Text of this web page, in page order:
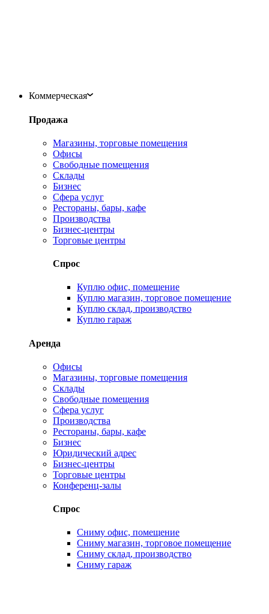
Коммерческая
Продажа
Магазины, торговые помещения
Офисы
Свободные помещения
Склады
Бизнес
Сфера услуг
Рестораны, бары, кафе
Производства
Бизнес-центры
Торговые центры
Спрос
Куплю офис, помещение
Куплю магазин, торговое помещение
Куплю склад, производство
Куплю гараж
Аренда
Офисы
Магазины, торговые помещения
Склады
Свободные помещения
Сфера услуг
Производства
Рестораны, бары, кафе
Бизнес
Юридический адрес
Бизнес-центры
Торговые центры
Конференц-залы
Спрос
Сниму офис, помещение
Сниму магазин, торговое помещение
Сниму склад, производство
Сниму гараж